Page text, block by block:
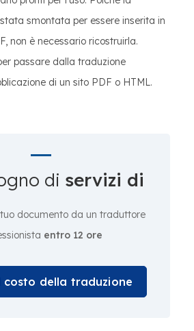
smontata per essere inserita in
non è necessario ricostruirla.
passare dalla traduzione
di un sito PDF o HTML.
di servizi di
documento da un traduttore
entro 12 ore
costo della traduzione